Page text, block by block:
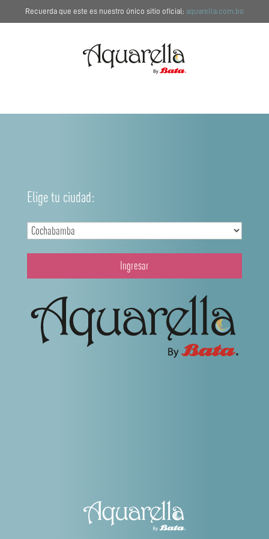
Recuerda que este es nuestro único sitio oficial: aquarella.com.bo
Elige tu ciudad:
Ingresar